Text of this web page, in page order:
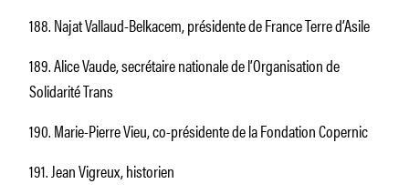
188. Najat Vallaud-Belkacem, présidente de France Terre d’Asile
189. Alice Vaude, secrétaire nationale de l’Organisation de
Solidarité Trans
190. Marie-Pierre Vieu, co-présidente de la Fondation Copernic
191. Jean Vigreux, historien